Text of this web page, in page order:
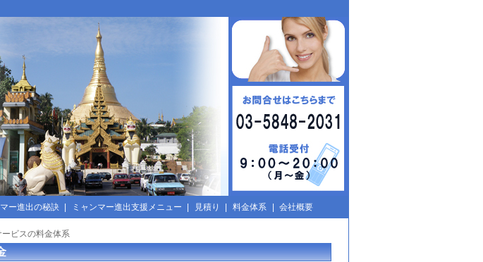
ービスの料金体系
ー進出の秘訣 ミャンマー進出支援メニュー 見積り 料金体系 会社概要